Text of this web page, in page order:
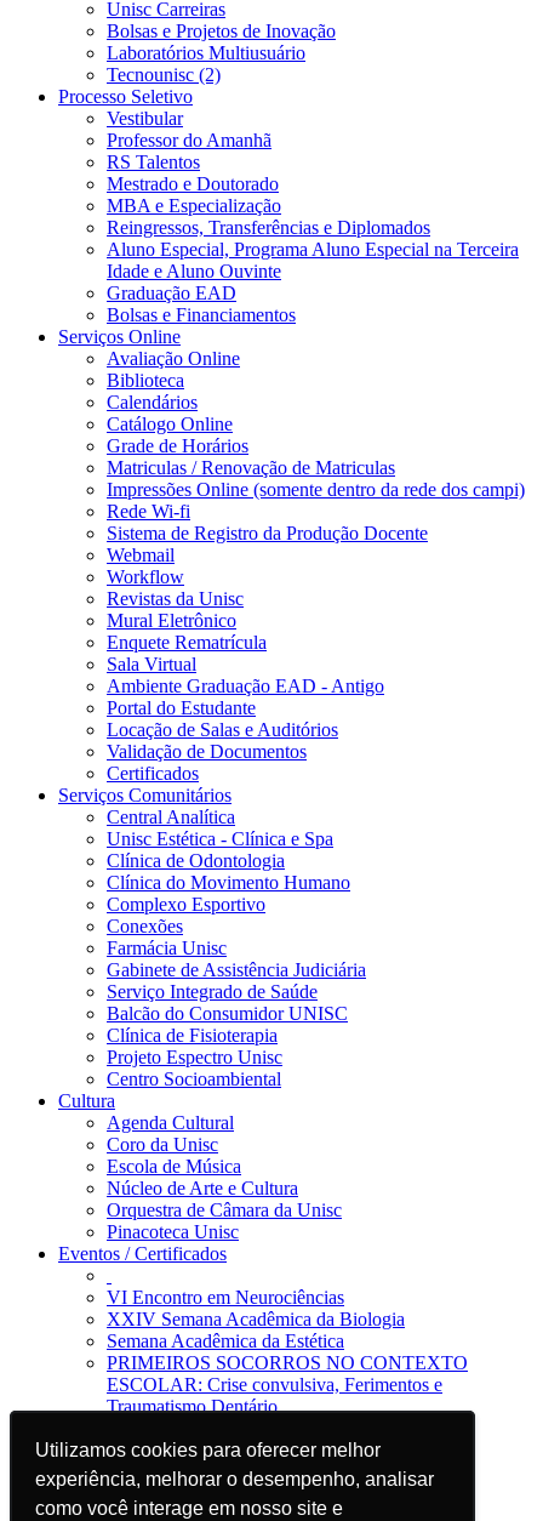
Utilizamos cookies para oferecer melhor
experiência, melhorar o desempenho, analisar
como você interage em nosso site e
Utilizamos cookies para oferecer melhor
experiência, melhorar o desempenho, analisar
como você interage em nosso site e
Unisc Carreiras
Bolsas e Projetos de Inovação
Laboratórios Multiusuário
Tecnounisc (2)
Processo Seletivo
Vestibular
Professor do Amanhã
RS Talentos
Mestrado e Doutorado
MBA e Especialização
Reingressos, Transferências e Diplomados
Aluno Especial, Programa Aluno Especial na Terceira
Idade e Aluno Ouvinte
Graduação EAD
Bolsas e Financiamentos
Serviços Online
Avaliação Online
Biblioteca
Calendários
Catálogo Online
Grade de Horários
Matriculas / Renovação de Matriculas
Impressões Online (somente dentro da rede dos campi)
Rede Wi-fi
Sistema de Registro da Produção Docente
Webmail
Workflow
Revistas da Unisc
Mural Eletrônico
Enquete Rematrícula
Sala Virtual
Ambiente Graduação EAD - Antigo
Portal do Estudante
Locação de Salas e Auditórios
Validação de Documentos
Certificados
Serviços Comunitários
Central Analítica
Unisc Estética - Clínica e Spa
Clínica de Odontologia
Clínica do Movimento Humano
Complexo Esportivo
Conexões
Farmácia Unisc
Gabinete de Assistência Judiciária
Serviço Integrado de Saúde
Balcão do Consumidor UNISC
Clínica de Fisioterapia
Projeto Espectro Unisc
Centro Socioambiental
Cultura
Agenda Cultural
Coro da Unisc
Escola de Música
Núcleo de Arte e Cultura
Orquestra de Câmara da Unisc
Pinacoteca Unisc
Eventos / Certificados
VI Encontro em Neurociências
XXIV Semana Acadêmica da Biologia
Semana Acadêmica da Estética
PRIMEIROS SOCORROS NO CONTEXTO
ESCOLAR: Crise convulsiva, Ferimentos e
Traumatismo Dentário
Jornal da Unisc
Notícias
Imprensa
Blog EAD